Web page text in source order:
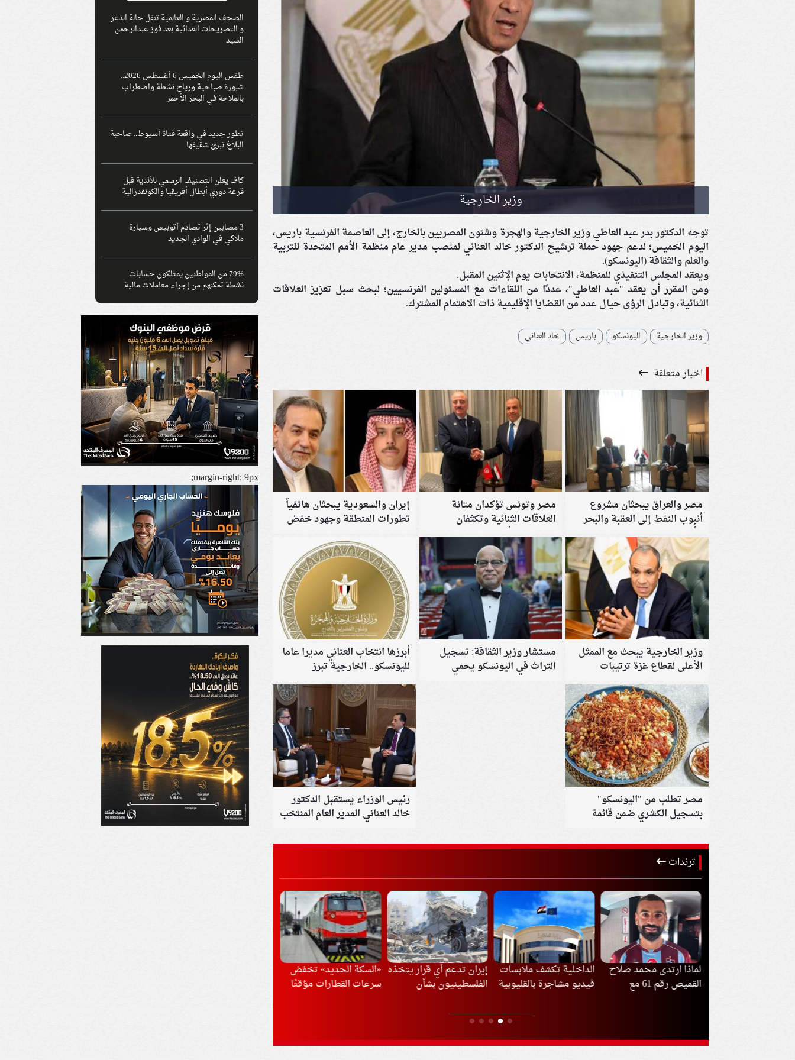
وزير الخارجية
توجه الدكتور بدر عبد العاطي وزير الخارجية والهجرة وشئون المصريين بالخارج، إلى العاصمة الفرنسية باريس،
اليوم الخميس؛ لدعم جهود حملة ترشيح الدكتور خالد العناني لمنصب مدير عام منظمة الأمم المتحدة للتربية
والعلم والثقافة (اليونسكو).
ويعقد المجلس التنفيذي للمنظمة، الانتخابات يوم الإثنين المقبل.
ومن المقرر أن يعقد "عبد العاطي"، عددًا من اللقاءات مع المسئولين الفرنسيين؛ لبحث سبل تعزيز العلاقات
الثنائية، وتبادل الرؤى حيال عدد من القضايا الإقليمية ذات الاهتمام المشترك.
وزير الخارجية اليونسكو باريس خاد العناني
اخبار متعلقة
مصر والعراق يبحثان مشروع
أنبوب النفط إلى العقبة والبحر
الأحمر
مصر وتونس تؤكدان متانة
العلاقات الثنائية وتكثفان
التنسيق بشأن غزة وليبيا
إيران والسعودية يبحثان هاتفياً
تطورات المنطقة وجهود خفض
وزير الخارجية يبحث مع الممثل
الأعلى لقطاع غزة ترتيبات
المرحلة المقبلة
مستشار وزير الثقافة: تسجيل
التراث في اليونسكو يحمي
الهوية المصرية
أبرزها انتخاب العناني مديرا عاما
لليونسكو.. الخارجية تبرز
إنجازات 2025 في المجال الدولي
مصر تطلب من "اليونسكو"
بتسجيل الكشري ضمن قائمة
رئيس الوزراء يستقبل الدكتور
خالد العناني المدير العام المنتخب
لمنظمة "اليونسكو"
ترندات
الداخلية تكشف ملابسات
فيديو مشاجرة بالقليوبية
إيران تدعم أي قرار يتخذه
الفلسطينيون بشأن
«السكة الحديد» تخفض
سرعات القطارات مؤقتًا
مصر ترفض تهويد القدس
وتهجير الفلسطينيين
الصحف المصرية و العالمية تنقل حالة الذعر
و التصريحات العدائية بعد فوز عبدالرحمن
السيد
طقس اليوم الخميس 6 أغسطس 2026..
شبورة صباحية ورياح نشطة واضطراب
بالملاحة في البحر الأحمر
تطور جديد في واقعة فتاة أسيوط.. صاحبة
البلاغ تبرئ شقيقها
كاف يعلن التصنيف الرسمي للأندية قبل
قرعة دوري أبطال أفريقيا والكونفدرالية
3 مصابين إثر تصادم أتوبيس وسيارة
ملاكي في الوادي الجديد
79% من المواطنين يمتلكون حسابات
نشطة تمكنهم من إجراء معاملات مالية
margin-right: 9px;